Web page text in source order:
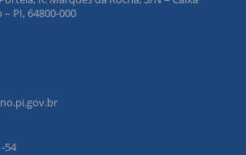
PI, 64800-000
54